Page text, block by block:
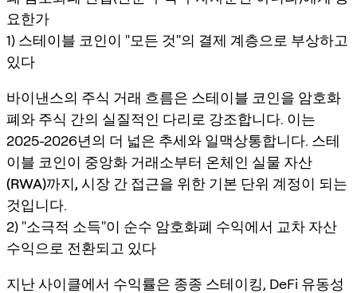
요한가
1) 스테이블 코인이 "모든 것"의 결제 계층으로 부상하고
있다
바이낸스의 주식 거래 흐름은 스테이블 코인을 암호화
폐와 주식 간의 실질적인 다리로 강조합니다. 이는
2025-2026년의 더 넓은 추세와 일맥상통합니다. 스테
이블 코인이 중앙화 거래소부터 온체인 실물 자산
(RWA)까지, 시장 간 접근을 위한 기본 단위 계정이 되는
것입니다.
2) "소극적 소득"이 순수 암호화폐 수익에서 교차 자산
수익으로 전환되고 있다
지난 사이클에서 수익률은 종종 스테이킹, DeFi 유동성